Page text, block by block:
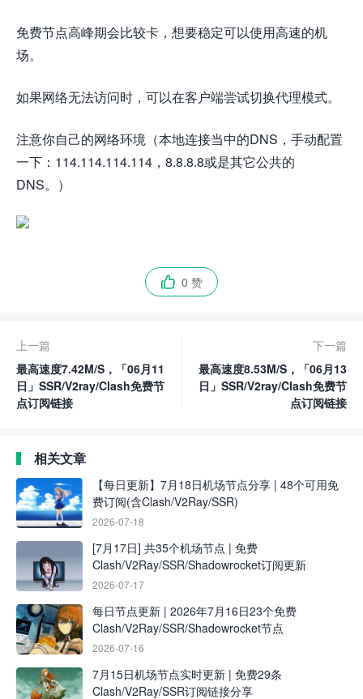
免费节点高峰期会比较卡，想要稳定可以使用高速的机
场。
如果网络无法访问时，可以在客户端尝试切换代理模式。
注意你自己的网络环境（本地连接当中的DNS，手动配置
一下：114.114.114.114，8.8.8.8或是其它公共的
DNS。）
 0 赞
上一篇
最高速度7.42M/S，「06月11
日」SSR/V2ray/Clash免费节
点订阅链接
下一篇
最高速度8.53M/S，「06月13
日」SSR/V2ray/Clash免费节
点订阅链接
相关文章
【每日更新】7月18日机场节点分享 | 48个可用免
费订阅(含Clash/V2Ray/SSR)
2026-07-18
[7月17日] 共35个机场节点 | 免费
Clash/V2Ray/SSR/Shadowrocket订阅更新
2026-07-17
每日节点更新 | 2026年7月16日23个免费
Clash/V2Ray/SSR/Shadowrocket节点
2026-07-16
7月15日机场节点实时更新 | 免费29条
Clash/V2Ray/SSR订阅链接分享